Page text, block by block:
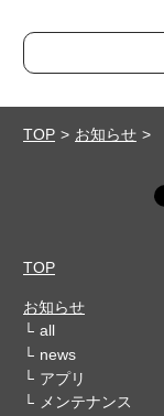
TOP お知らせ
TOP
お知らせ
all
news
アプリ
メンテナンス